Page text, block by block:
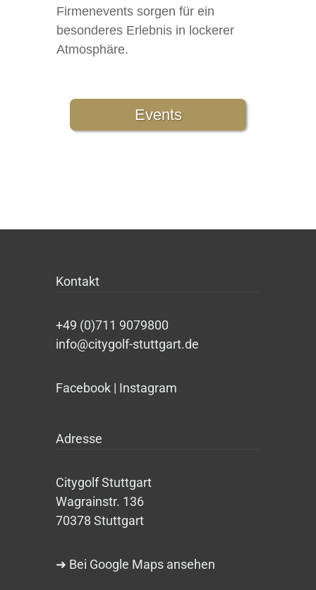
Firmenevents sorgen für ein
besonderes Erlebnis in lockerer
Atmosphäre.
Events
Kontakt
+49 (0)711 9079800
info@citygolf-stuttgart.de
Facebook | Instagram
Adresse
Citygolf Stuttgart
Wagrainstr. 136
70378 Stuttgart
➜ Bei Google Maps ansehen